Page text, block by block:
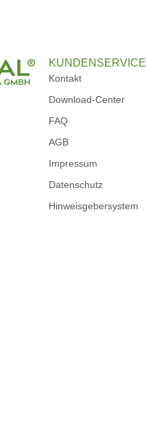
KUNDENSERVICE
Kontakt
Download-Center
FAQ
AGB
Impressum
Datenschutz
Hinweisgebersystem